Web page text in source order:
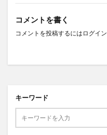
コメントを書く
コメントを投稿するには ログイン
キーワード